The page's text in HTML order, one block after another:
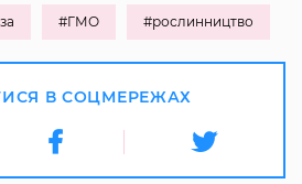
#ГМО #рослинництво
В СОЦМЕРЕЖАХ